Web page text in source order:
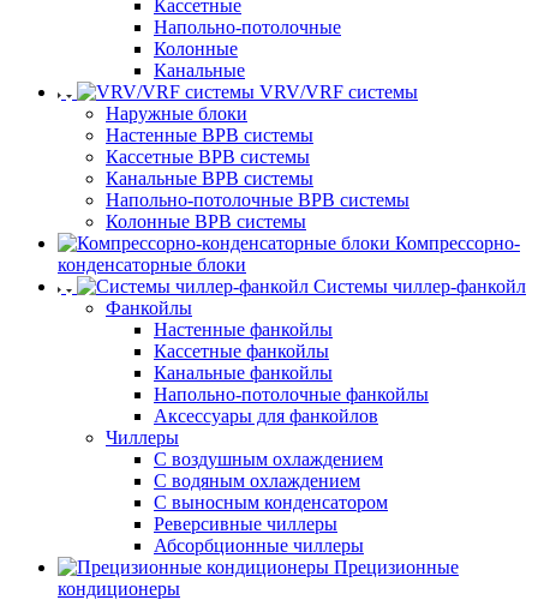
Кассетные
Напольно-потолочные
Колонные
Канальные
VRV/VRF системы
Наружные блоки
Настенные ВРВ системы
Кассетные ВРВ системы
Канальные ВРВ системы
Напольно-потолочные ВРВ системы
Колонные ВРВ системы
Компрессорно-
конденсаторные блоки
Системы чиллер-фанкойл
Фанкойлы
Настенные фанкойлы
Кассетные фанкойлы
Канальные фанкойлы
Напольно-потолочные фанкойлы
Аксессуары для фанкойлов
Чиллеры
С воздушным охлаждением
С водяным охлаждением
С выносным конденсатором
Реверсивные чиллеры
Абсорбционные чиллеры
Прецизионные
кондиционеры